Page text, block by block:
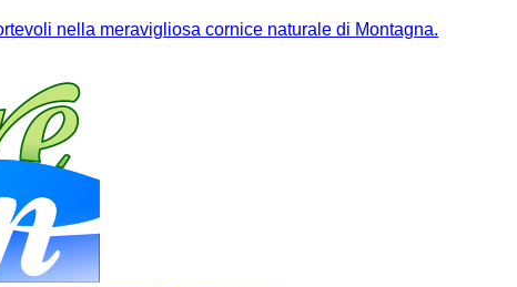
nella meravigliosa cornice naturale di Montagna.